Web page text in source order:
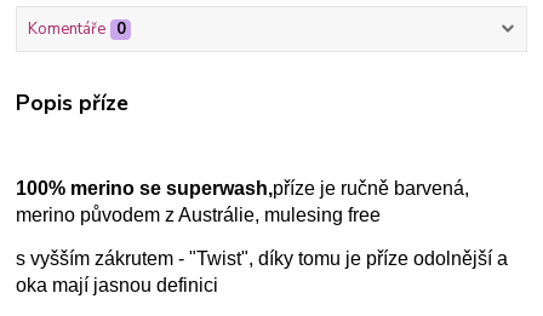
Komentáře 0
Popis příze
100% merino se superwash,příze je ručně barvená,
merino původem z Austrálie, mulesing free
s vyšším zákrutem - "Twist", díky tomu je příze odolnější a
oka mají jasnou definici